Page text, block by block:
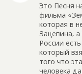
Это Песня
фильма
которая в
Зацепина,
России
который
того что
человека